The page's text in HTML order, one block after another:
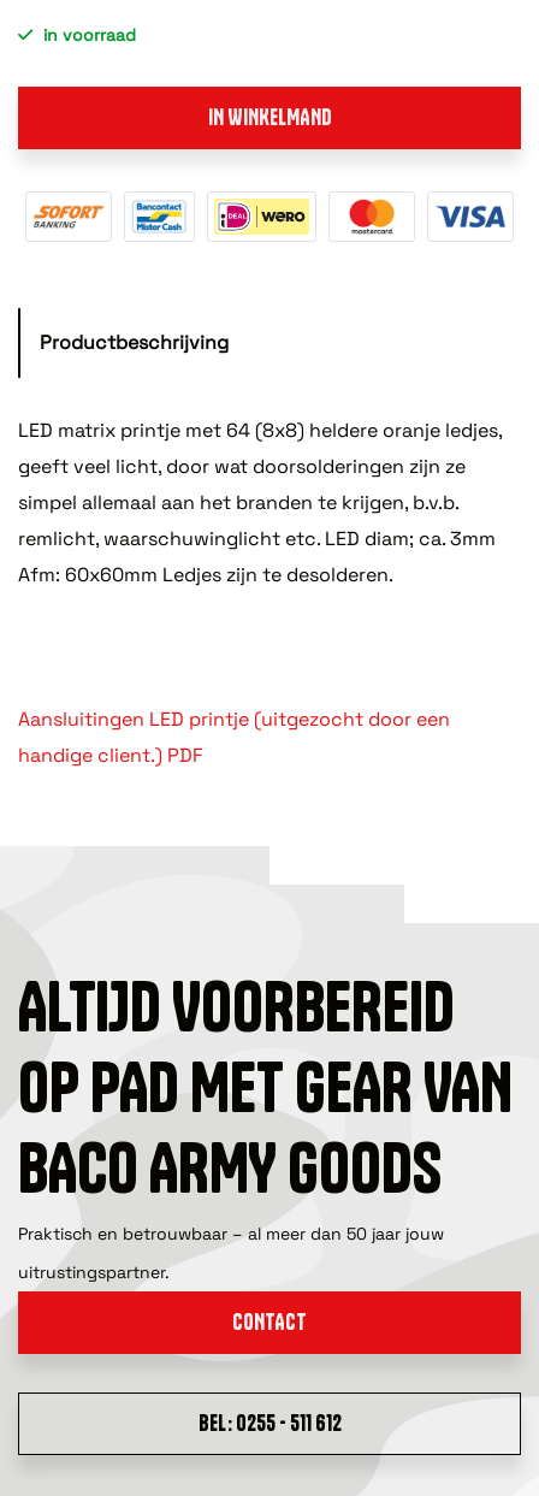
in voorraad
IN WINKELMAND
Productbeschrijving
LED matrix printje met 64 (8x8) heldere oranje ledjes,
geeft veel licht, door wat doorsolderingen zijn ze
simpel allemaal aan het branden te krijgen, b.v.b.
remlicht, waarschuwinglicht etc. LED diam; ca. 3mm
Afm: 60x60mm Ledjes zijn te desolderen.
Aansluitingen LED printje (uitgezocht door een
handige client.) PDF
ALTIJD VOORBEREID
OP PAD MET GEAR VAN
BACO ARMY GOODS
Praktisch en betrouwbaar – al meer dan 50 jaar jouw
uitrustingspartner.
CONTACT
BEL: 0255 - 511 612